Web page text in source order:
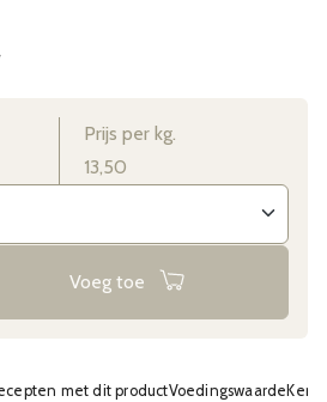
Prijs per kg.
13,50
Voeg toe
met dit productVoedingswaarde